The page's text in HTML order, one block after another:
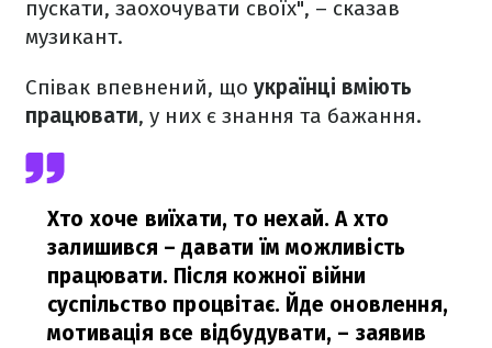
пускати, заохочувати своїх", – сказав
музикант.
Співак впевнений, що українці вміють
працювати, у них є знання та бажання.
Хто хоче виїхати, то нехай. А хто
залишився – давати їм можливість
працювати. Після кожної війни
суспільство процвітає. Йде оновлення,
мотивація все відбудувати, – заявив